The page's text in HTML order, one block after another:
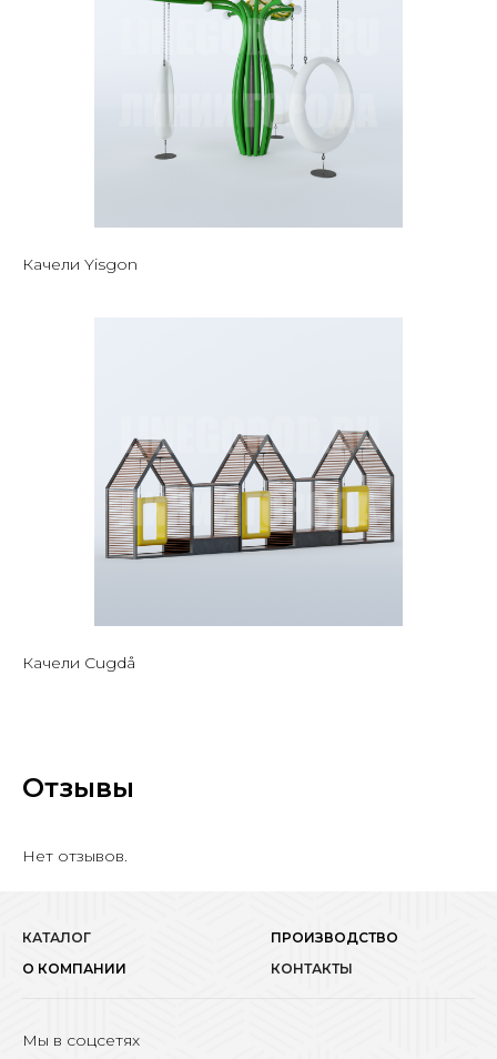
Качели Yisgon
Качели Cugdå
Отзывы
Нет отзывов.
КАТАЛОГ
ПРОИЗВОДСТВО
О КОМПАНИИ
КОНТАКТЫ
Мы в соцсетях